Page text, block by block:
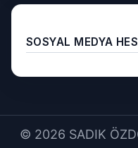
SOSYAL MEDYA
© 2026 SADIK